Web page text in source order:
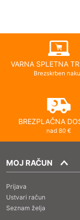
VARNA SPLETNA
Brezskrben
BREZPLAČNA
nad 80 €
MOJ RAČUN
Prijava
Ustvari račun
Seznam želja